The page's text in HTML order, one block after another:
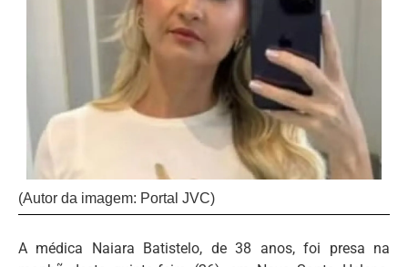
(Autor da imagem: Portal JVC)
A médica Naiara Batistelo, de 38 anos, foi presa na